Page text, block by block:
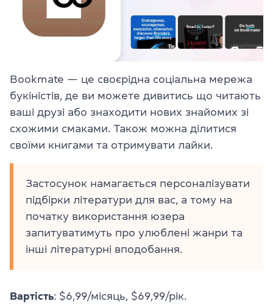
Bookmate — це своєрідна соціальна мережа
букіністів, де ви можете дивитись що читають
ваші друзі або знаходити нових знайомих зі
схожими смаками. Також можна ділитися
своїми книгами та отримувати лайки.
Застосунок намагається персоналізувати
підбірки літератури для вас, а тому на
початку використання юзера
запитуватимуть про улюблені жанри та
інші літературні вподобання.
Вартість: $6,99/місяць, $69,99/рік.